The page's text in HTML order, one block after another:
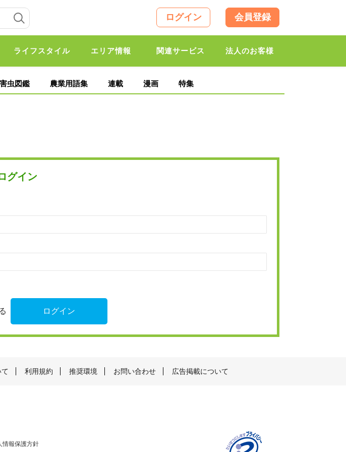
ログイン 会員登録
ライフスタイル エリア情報 関連サービス 法人のお客様
虫図鑑 農業用語集 連載 漫画 特集
グイン
利用規約 推奨環境 お問い合わせ 広告掲載について
情報保護方針